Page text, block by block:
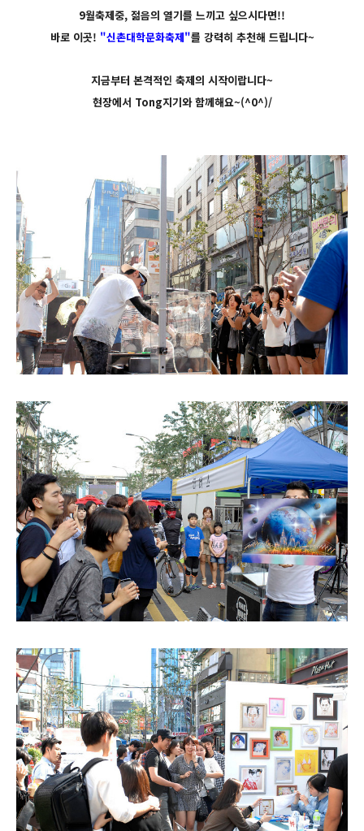
9월축제중, 젊음의 열기를 느끼고 싶으시다면!!
바로 이곳! "신촌대학문화축제"를 강력히 추천해 드립니다~
지금부터 본격적인 축제의 시작이랍니다~
현장에서 Tong지기와 함께해요~(^0^)/